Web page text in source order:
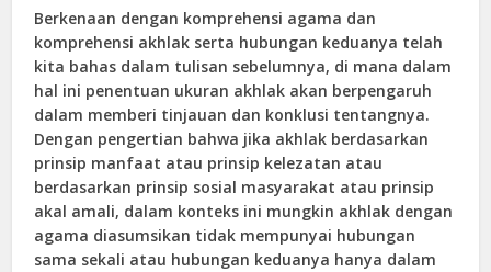
Berkenaan dengan komprehensi agama dan
komprehensi akhlak serta hubungan keduanya telah
kita bahas dalam tulisan sebelumnya, di mana dalam
hal ini penentuan ukuran akhlak akan berpengaruh
dalam memberi tinjauan dan konklusi tentangnya.
Dengan pengertian bahwa jika akhlak berdasarkan
prinsip manfaat atau prinsip kelezatan atau
berdasarkan prinsip sosial masyarakat atau prinsip
akal amali, dalam konteks ini mungkin akhlak dengan
agama diasumsikan tidak mempunyai hubungan
sama sekali atau hubungan keduanya hanya dalam